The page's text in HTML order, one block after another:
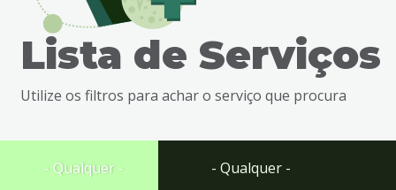
busca
Ir
Lista de Serviços
Utilize os filtros para achar o serviço que procura
- Qualquer - - Qualquer -